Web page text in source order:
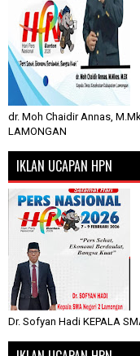
dr. Moh Chaidir Annas,
LAMONGAN
IKLAN UCAPAN HPN
Dr. Sofyan Hadi KEPALA